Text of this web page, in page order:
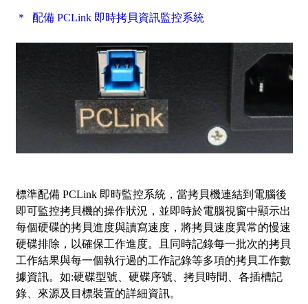
＊ 配備 PCLink 即時拷貝資訊監控系統
標準配備 PCLink 即時監控系統，當拷貝機連結到電腦後
即可監控拷貝機的操作狀況，並即時於電腦視窗中顯示出
每個硬碟的拷貝進度與讀寫速度，將拷貝速度異常的慢速
硬碟排除，以確保工作進度。且同時記錄每一批次的拷貝
工作結果與每一個執行過的工作記錄等多項的拷貝工作數
據資訊。如:硬碟型號、硬碟序號、拷貝時間、各插槽記
錄、來源及目標裝置的詳細資訊。